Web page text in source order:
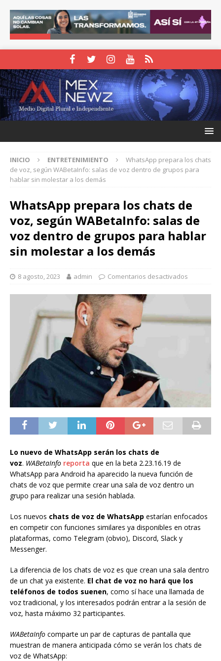
INICIO ENTRETENIMIENTO
WhatsApp prepara los chats
de voz, según WABetaInfo: salas de voz dentro de grupos para
hablar sin molestar a los demás
WhatsApp prepara los chats de
voz, según WABetaInfo: salas de
voz dentro de grupos para hablar
sin molestar a los demás
8 agosto, 2023 admin Comentarios desactivados
Lo nuevo de WhatsApp serán los chats de
voz. WABetaInfo reporta que en la beta 2.23.16.19 de
WhatsApp para Android ha aparecido la nueva función de
chats de voz que permite crear una sala de voz dentro un
grupo para realizar una sesión hablada.
Los nuevos chats de voz de WhatsApp estarían enfocados
en competir con funciones similares ya disponibles en otras
plataformas, como Telegram (obvio), Discord, Slack y
Messenger.
La diferencia de los chats de voz es que crean una sala dentro
de un chat ya existente. El chat de voz no hará que los
teléfonos de todos suenen, como sí hace una llamada de
voz tradicional, y los interesados podrán entrar a la sesión de
voz, hasta máximo 32 participantes.
WABetaInfo comparte un par de capturas de pantalla que
muestran de manera anticipada cómo se verán los chats de
voz de WhatsApp: